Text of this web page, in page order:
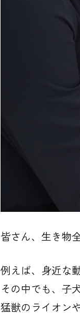
皆さん、生き物
例えば、 身近な
その中でも、子
猛獣のライオン